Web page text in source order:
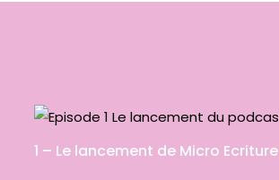
1 – Le lancement de Micro Ecriture